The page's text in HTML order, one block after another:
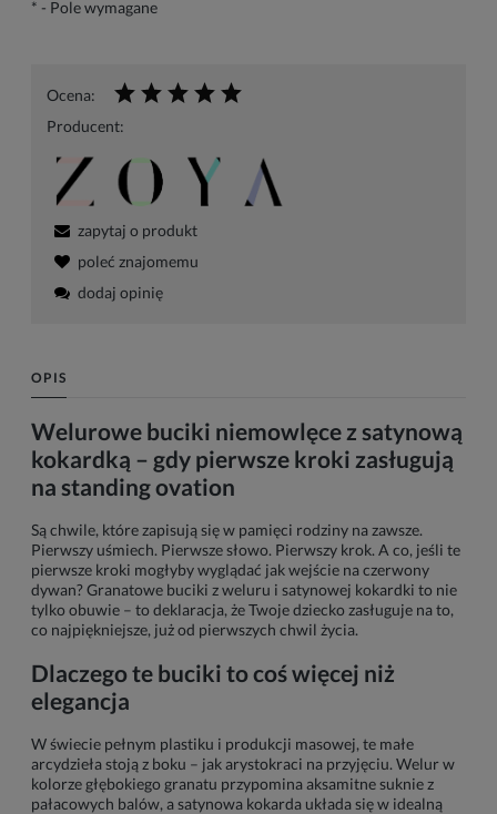
* - Pole wymagane
Ocena:
Producent:
zapytaj o produkt
poleć znajomemu
dodaj opinię
OPIS
Welurowe buciki niemowlęce z satynową
kokardką – gdy pierwsze kroki zasługują
na standing ovation
Są chwile, które zapisują się w pamięci rodziny na zawsze.
Pierwszy uśmiech. Pierwsze słowo. Pierwszy krok. A co, jeśli te
pierwsze kroki mogłyby wyglądać jak wejście na czerwony
dywan? Granatowe buciki z weluru i satynowej kokardki to nie
tylko obuwie – to deklaracja, że Twoje dziecko zasługuje na to,
co najpiękniejsze, już od pierwszych chwil życia.
Dlaczego te buciki to coś więcej niż
elegancja
W świecie pełnym plastiku i produkcji masowej, te małe
arcydzieła stoją z boku – jak arystokraci na przyjęciu. Welur w
kolorze głębokiego granatu przypomina aksamitne suknie z
pałacowych balów, a satynowa kokarda układa się w idealną